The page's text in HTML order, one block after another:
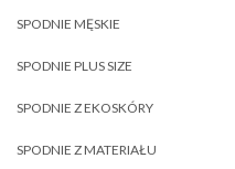
SPODNIE MĘSKIE
SPODNIE PLUS SIZE
SPODNIE Z EKOSKÓRY
SPODNIE Z MATERIAŁU